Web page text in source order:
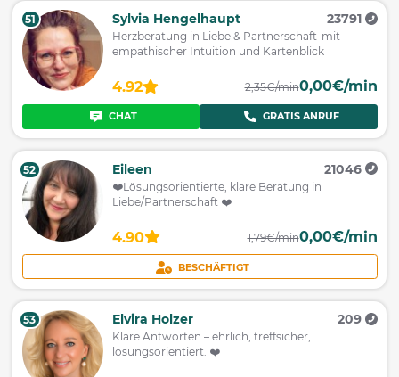
51 Sylvia Hengelhaupt 23791
Herzberatung in Liebe & Partnerschaft-mit
empathischer Intuition und Kartenblick
4.92 2,35€/min0,00€/min
CHAT GRATIS ANRUF
52 Eileen 21046
❤️Lösungsorientierte, klare Beratung in
Liebe/Partnerschaft ❤️
4.90 1,79€/min0,00€/min
BESCHÄFTIGT
53 Elvira Holzer 209
Klare Antworten – ehrlich, treffsicher,
lösungsorientiert. ❤️